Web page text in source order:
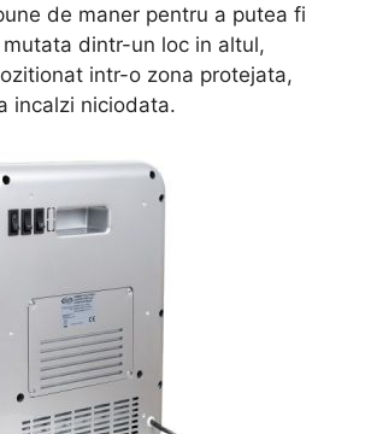
de maner pentru a putea fi
dintr-un loc in altul,
intr-o zona protejata,
incalzi niciodata.